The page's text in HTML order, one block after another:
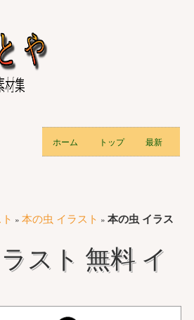
ホーム トップ 最新
» 本の虫 イラスト » 本の虫 イラス
スト 無料 イ